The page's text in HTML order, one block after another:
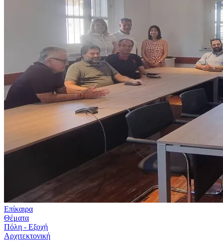
Επίκαιρα
Θέματα
Πόλη - Εξοχή
Αρχιτεκτονική